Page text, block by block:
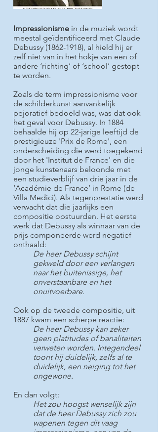
Impressionisme in de muziek wordt
meestal geïdentificeerd met Claude
Debussy (1862-1918), al hield hij er
zelf niet van in het hokje van een of
andere ‘richting’ of ‘school’ gestopt
te worden.
Zoals de term impressionisme voor
de schilderkunst aanvankelijk
pejoratief bedoeld was, was dat ook
het geval voor Debussy. In 1884
behaalde hij op 22-jarige leeftijd de
prestigieuze 'Prix de Rome', een
onderscheiding die werd toegekend
door het 'Institut de France' en die
jonge kunstenaars beloonde met
een studieverblijf van drie jaar in de
‘Académie de France’ in Rome (de
Villa Medici). Als tegenprestatie werd
verwacht dat die jaarlijks een
compositie opstuurden. Het eerste
werk dat Debussy als winnaar van de
prijs componeerde werd negatief
onthaald:
De heer Debussy schijnt
gekweld door een verlangen
naar het buitenissige, het
onverstaanbare en het
onuitvoerbare.
Ook op de tweede compositie, uit
1887 kwam een scherpe reactie:
De heer Debussy kan zeker
geen platitudes of banaliteiten
verweten worden. Integendeel
toont hij duidelijk, zelfs al te
duidelijk, een neiging tot het
ongewone.
En dan volgt:
Het zou hoogst wenselijk zijn
dat de heer Debussy zich zou
wapenen tegen dit vaag